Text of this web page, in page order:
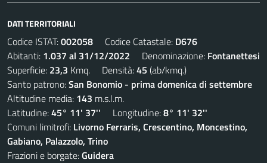
DATI TERRITORIALI
Codice ISTAT:002058 Codice Catastale: D676
Abitanti: 1.037 al 31/12/2022 Denominazione: Fontanettesi
Superficie: 23,3 Kmq. Densità:45 (ab/kmq.)
Santo patrono:San Bonomio - prima domenica di settembre
Altitudine media: 143 m.s.l.m.
Latitudine:45° 11' 37'' Longitudine:8° 11' 32''
Comuni limitrofi: Livorno Ferraris, Crescentino, Moncestino,
Gabiano, Palazzolo, Trino
Frazioni e borgate:Guidera